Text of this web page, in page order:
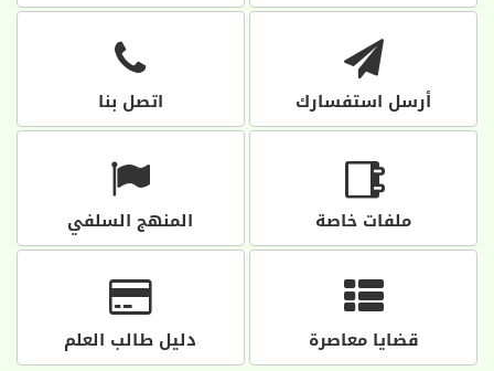
أرسل استفسارك اتصل بنا
ملفات خاصة المنهج السلفي
قضايا معاصرة دليل طالب العلم